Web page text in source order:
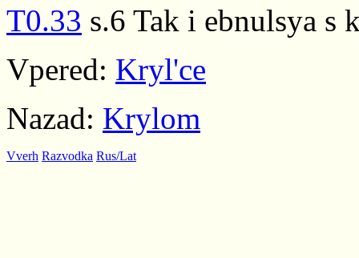
T0.33 s.6 Tak i ebnulsya s
Vpered: Kryl'ce
Nazad: Krylom
Vverh Razvodka Rus/Lat